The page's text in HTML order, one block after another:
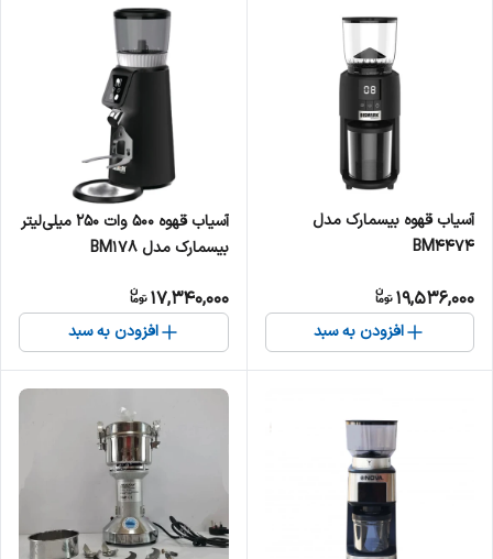
آسیاب قهوه بیسمارک مدل
BM4474
19,536,000
افزودن به سبد
آسیاب قهوه 500 وات 250 میلی‌لیتر
بیسمارک مدل BM178
17,340,000
افزودن به سبد